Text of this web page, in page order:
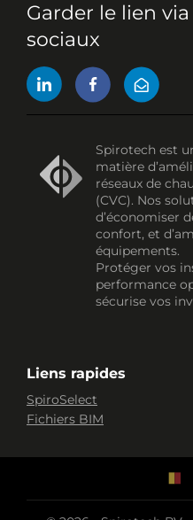
Garder le lien
sociaux
Spirotech est
matière
réseaux de
(CVC). Nos
d’économiser
confort, et
équipements.
Protéger vos
performance
sécurise vos
Liens rapides
SpiroSelect
Fichiers BIM